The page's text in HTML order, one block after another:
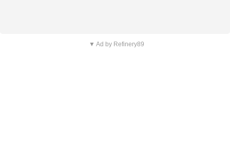
▼ Ad by Refinery89